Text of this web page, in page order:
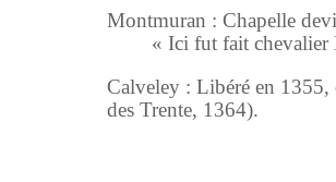
Montmuran : Chapelle
« Ici fut fait chevalier
Calveley : Libéré en
des Trente, 1364).